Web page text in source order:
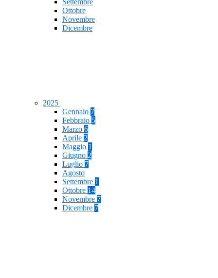
Settembre
Ottobre
Novembre
Dicembre
2025
Gennaio 7
Febbraio 5
Marzo 6
Aprile 2
Maggio 1
Giugno 2
Luglio 7
Agosto
Settembre 1
Ottobre 14
Novembre 7
Dicembre 7